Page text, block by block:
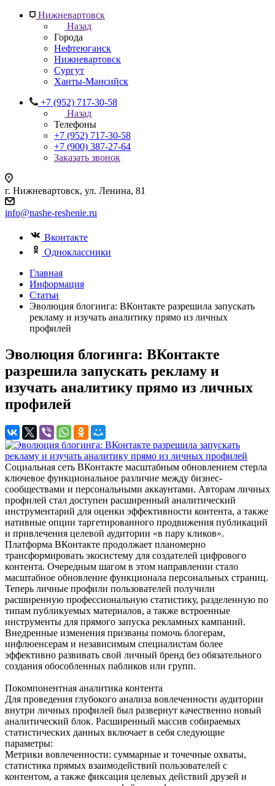
Нижневартовск
Назад
Города
Нефтеюганск
Нижневартовск
Сургут
Ханты-Мансийск
+7 (952) 717-30-58
Назад
Телефоны
+7 (952) 717-30-58
+7 (900) 387-27-64
Заказать звонок
г. Нижневартовск, ул. Ленина, 81
info@nashe-reshenie.ru
Вконтакте
Одноклассники
Главная
Информация
Статьи
Эволюция блогинга: ВКонтакте разрешила запускать
рекламу и изучать аналитику прямо из личных
профилей
Эволюция блогинга: ВКонтакте
разрешила запускать рекламу и
изучать аналитику прямо из личных
профилей
Социальная сеть ВКонтакте масштабным обновлением стерла
ключевое функциональное различие между бизнес-
сообществами и персональными аккаунтами. Авторам личных
профилей стал доступен расширенный аналитический
инструментарий для оценки эффективности контента, а также
нативные опции таргетированного продвижения публикаций
и привлечения целевой аудитории «в пару кликов».
Платформа ВКонтакте продолжает планомерно
трансформировать экосистему для создателей цифрового
контента. Очередным шагом в этом направлении стало
масштабное обновление функционала персональных страниц.
Теперь личные профили пользователей получили
расширенную профессиональную статистику, разделенную по
типам публикуемых материалов, а также встроенные
инструменты для прямого запуска рекламных кампаний.
Внедренные изменения призваны помочь блогерам,
инфлюенсерам и независимым специалистам более
эффективно развивать свой личный бренд без обязательного
создания обособленных пабликов или групп.
Покомпонентная аналитика контента
Для проведения глубокого анализа вовлеченности аудитории
внутри личных профилей был развернут качественно новый
аналитический блок. Расширенный массив собираемых
статистических данных включает в себя следующие
параметры:
Метрики вовлеченности: суммарные и точечные охваты,
статистика прямых взаимодействий пользователей с
контентом, а также фиксация целевых действий друзей и